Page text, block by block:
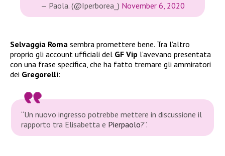
— Paola. (@Iperborea_) November 6, 2020
Selvaggia Roma sembra promettere bene. Tra l’altro
proprio gli account ufficiali del GF Vip l’avevano presentata
con una frase specifica, che ha fatto tremare gli ammiratori
dei Gregorelli:
“Un nuovo ingresso potrebbe mettere in discussione il
rapporto tra Elisabetta e Pierpaolo?”.